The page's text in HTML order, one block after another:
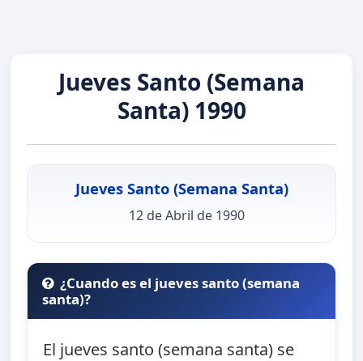
Jueves Santo (Semana
Santa) 1990
Jueves Santo (Semana Santa)
12 de Abril de 1990
¿Cuando es el jueves santo (semana
santa)?
El jueves santo (semana santa) se